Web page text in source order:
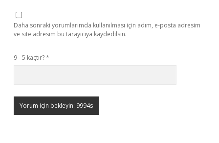
Daha sonraki yorumlarımda kullanılması için adım, e-posta adresim
ve site adresim bu tarayıcıya kaydedilsin.
9 - 5 kaçtır?*